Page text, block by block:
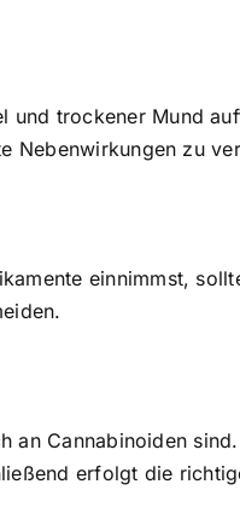
und trockener Mund
Nebenwirkungen zu
einnimmst,
Cannabinoiden
erfolgt die